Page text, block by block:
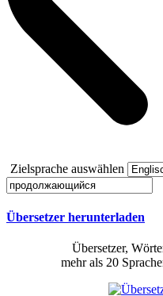
Zielsprache auswählen
Übersetzer herunterladen
Übersetzer,
mehr als 20